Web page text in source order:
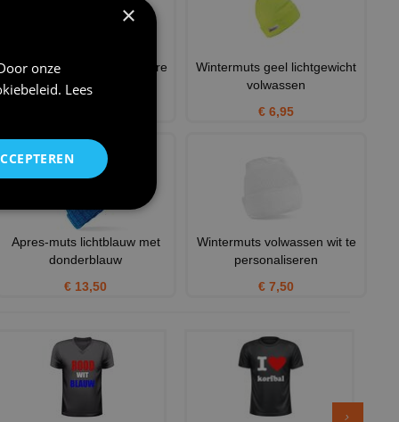
ski you later wintersport apre
ski grappig T-shirt
Wintermuts geel lichtgewicht
volwassen
€ 6,95
Apres-muts lichtblauw met
donderblauw
€ 13,50
Wintermuts volwassen wit te
personaliseren
€ 7,50
×
onze
. Lees